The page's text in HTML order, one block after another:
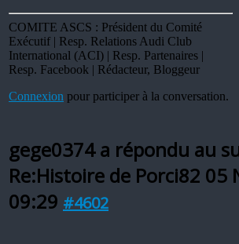
COMITE ASCS : Président du Comité
Exécutif | Resp. Relations Audi Club
International (ACI) | Resp. Partenaires |
Resp. Facebook | Rédacteur, Bloggeur
Connexion pour participer à la conversation.
gege0374 a répondu au
Re:Histoire de Porci82 05
09:29 #4602